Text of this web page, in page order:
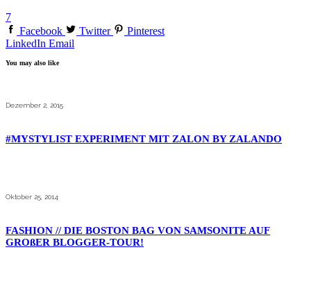
7
Facebook
Twitter
Pinterest
LinkedIn Email
You may also like
Dezember 2, 2015
#MYSTYLIST EXPERIMENT MIT ZALON BY ZALANDO
Oktober 25, 2014
FASHION // DIE BOSTON BAG VON SAMSONITE AUF
GROßER BLOGGER-TOUR!